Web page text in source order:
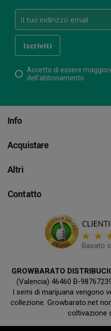
Accetto di essere
dell'abbonamento
Info
Acquistare
Altri
Contatto
Basato
GROWBARATO
(Valencia) 46460 B-
I semi di marijuana vengono
collezione. Growbarato.net
coltivazione